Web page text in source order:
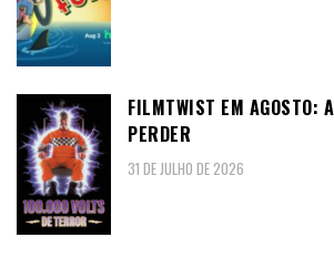
FILMTWIST EM AGOSTO:
PERDER
31 DE JULHO DE 2026